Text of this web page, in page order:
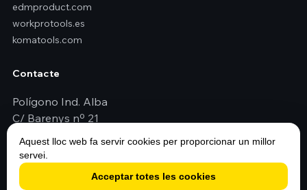
edmproduct.com
workprotools.es
komatools.com
Contacte
Polígono Ind. Alba
C/ Barenys nº 21
43480 Vilaseca (Tarragona - España)
+34 977 79 29 45
elektro3@elektro3.com
Aquest lloc web fa servir cookies per proporcionar un millor
servei.
Acceptar totes les cookies